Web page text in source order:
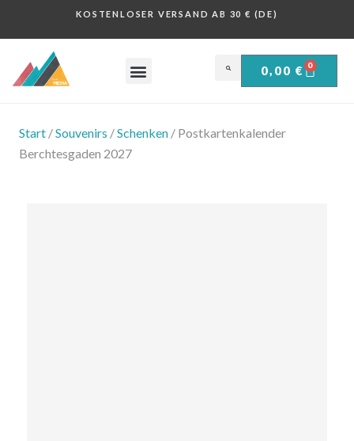
KOSTENLOSER VERSAND AB 30 € (DE)
0,00 € 0
Start /Souvenirs /Schenken / Postkartenkalender
Berchtesgaden 2027